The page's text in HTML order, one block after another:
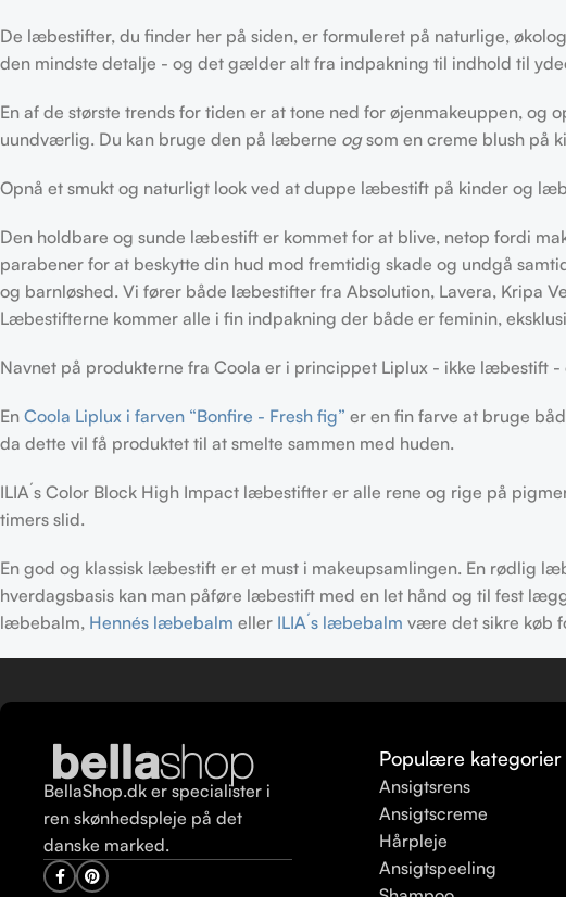
De læbestifter, du finder her på siden, er formuleret på naturlige,
den mindste detalje - og det gælder alt fra indpakning til indhold til
En af de største trends for tiden er at tone ned for øjenmakeuppen,
uundværlig. Du kan bruge den på læberne ogsom en creme blush på
Opnå et smukt og naturligt look ved at duppe læbestift på kinder og
Den holdbare og sunde læbestift er kommet for at blive, netop fordi
parabener for at beskytte din hud mod fremtidig skade og undgå
og barnløshed. Vi fører både læbestifter fra Absolution, Lavera, Kripa
Læbestifterne kommer alle i fin indpakning der både er feminin,
Navnet på produkterne fra Coola er i princippet Liplux - ikke læbestift
En Coola Liplux i farven “Bonfire - Fresh fig” er en fin farve at bruge
da dette vil få produktet til at smelte sammen med huden.
ILIA´s Color Block High Impact læbestifter er alle rene og rige på
timers slid.
En god og klassisk læbestift er et must i makeupsamlingen. En rødlig
hverdagsbasis kan man påføre læbestift med en let hånd og til fest
læbebalm, Hennés læbebalm eller ILIA´s læbebalm være det sikre køb
BellaShop.dk er specialister i
ren skønhedspleje på det
danske marked.
Populære kategorier
Ansigtsrens
Ansigtscreme
Hårpleje
Ansigtspeeling